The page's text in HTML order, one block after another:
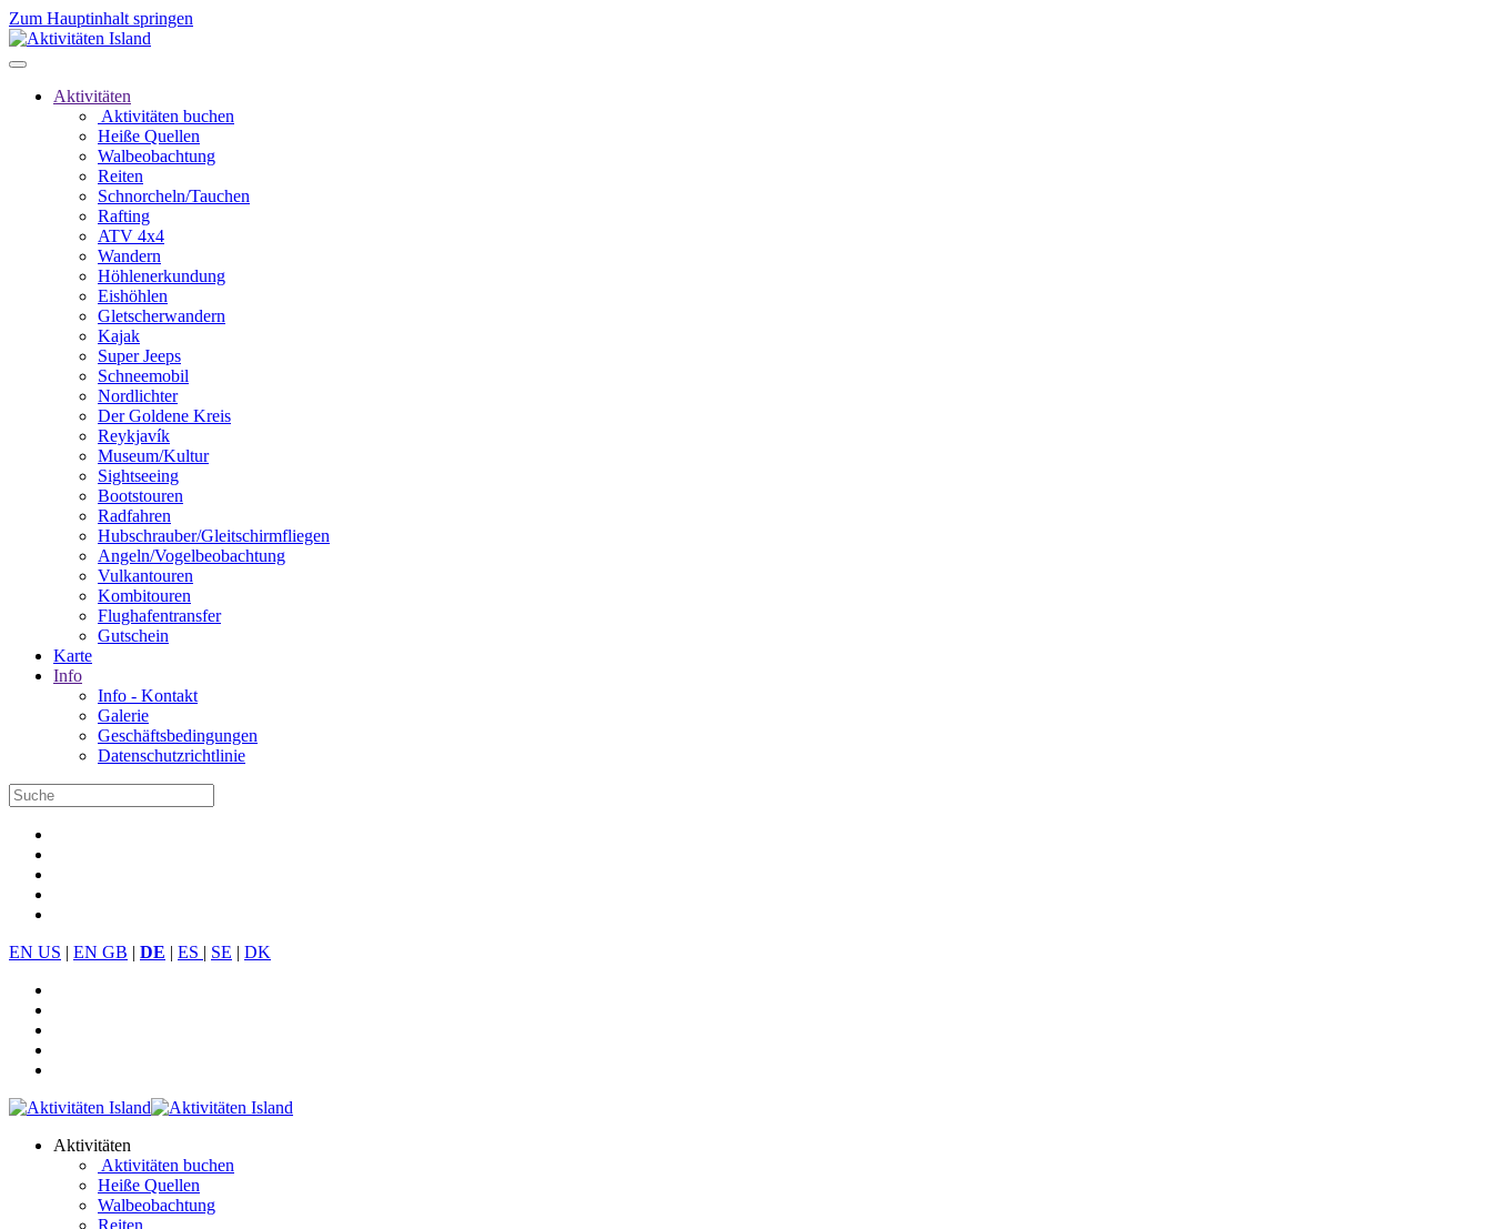
Zum Hauptinhalt springen
Aktivitäten
Aktivitäten buchen
Heiße Quellen
Walbeobachtung
Reiten
Schnorcheln/Tauchen
Rafting
ATV 4x4
Wandern
Höhlenerkundung
Eishöhlen
Gletscherwandern
Kajak
Super Jeeps
Schneemobil
Nordlichter
Der Goldene Kreis
Reykjavík
Museum/Kultur
Sightseeing
Bootstouren
Radfahren
Hubschrauber/Gleitschirmfliegen
Angeln/Vogelbeobachtung
Vulkantouren
Kombitouren
Flughafentransfer
Gutschein
Karte
Info
Info - Kontakt
Galerie
Geschäftsbedingungen
Datenschutzrichtlinie
EN US | EN GB | DE | ES | SE | DK
Aktivitäten
Aktivitäten buchen
Heiße Quellen
Walbeobachtung
Reiten